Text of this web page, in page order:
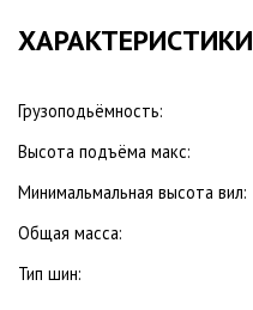
ХАРАКТЕРИСТИКИ
Грузоподьёмность:
Высота подъёма макс:
Минимальмальная высота вил:
Общая масса:
Тип шин: